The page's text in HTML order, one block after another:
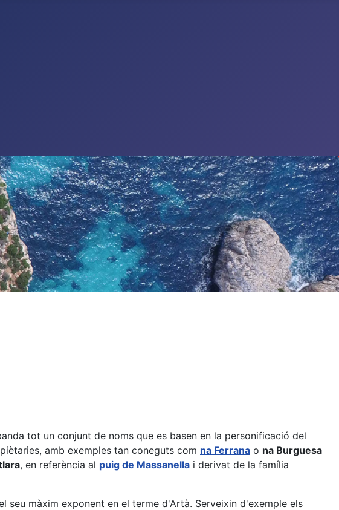
tot un conjunt de noms que es basen en la personificació del
amb exemples tan coneguts com na Ferrana o na Burguesa
, en referència al puig de Massanella i derivat de la família
seu màxim exponent en el terme d'Artà. Serveixin d'exemple els